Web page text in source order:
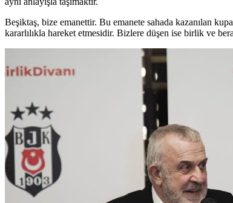
Beşiktaş, bize emanettir. Bu emanete sahada kazanılan
kararlılıkla hareket etmesidir. Bizlere düşen ise birlik ve